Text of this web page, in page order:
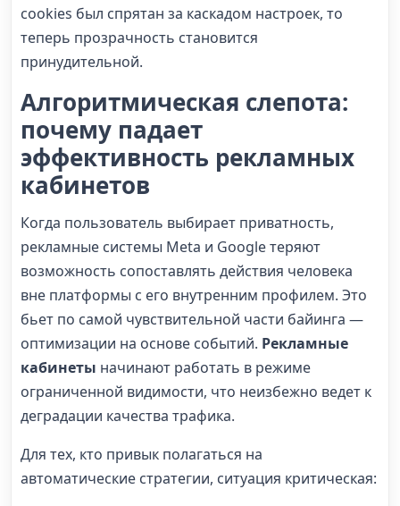
cookies был спрятан за каскадом настроек, то
теперь прозрачность становится
принудительной.
Алгоритмическая слепота:
почему падает
эффективность рекламных
кабинетов
Когда пользователь выбирает приватность,
рекламные системы Meta и Google теряют
возможность сопоставлять действия человека
вне платформы с его внутренним профилем. Это
бьет по самой чувствительной части байинга —
оптимизации на основе событий. Рекламные
кабинеты начинают работать в режиме
ограниченной видимости, что неизбежно ведет к
деградации качества трафика.
Для тех, кто привык полагаться на
автоматические стратегии, ситуация критическая: